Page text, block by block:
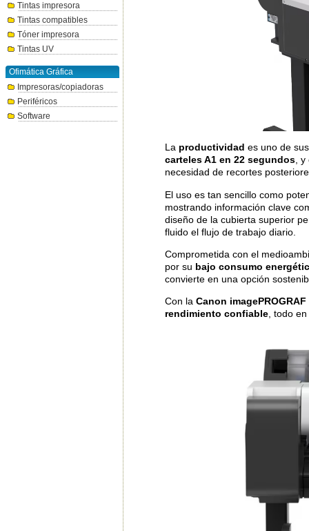
Tintas impresora
Tintas compatibles
Tóner impresora
Tintas UV
Ofimática Gráfica
Impresoras/copiadoras
Periféricos
Software
La productividad es uno de
carteles A1 en 22 segundos, y
necesidad de recortes
El uso es tan sencillo como
mostrando información clave
diseño de la cubierta superior
fluido el flujo de trabajo diario.
Comprometida con el
por su bajo consumo
convierte en una opción
Con la Canon imagePROGRAF
rendimiento confiable, todo